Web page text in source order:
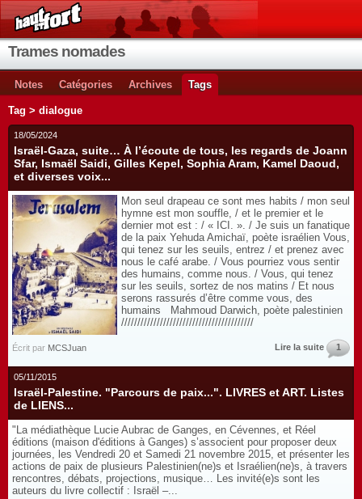
Trames nomades
Notes Catégories Archives Tags
Tag > dialogue
18/05/2024
Israël-Gaza, suite… À l’écoute de tous, les regards de Joann
Sfar, Ismaël Saidi, Gilles Kepel, Sophia Aram, Kamel Daoud,
et diverses voix...
Mon seul drapeau ce sont mes habits / mon seul
hymne est mon souffle, / et le premier et le
dernier mot est : / « ICI. ». / Je suis un fanatique
de la paix Yehuda Amichaï, poète israélien Vous,
qui tenez sur les seuils, entrez / et prenez avec
nous le café arabe. / Vous pourriez vous sentir
des humains, comme nous. / Vous, qui tenez
sur les seuils, sortez de nos matins / Et nous
serons rassurés d’être comme vous, des
humains Mahmoud Darwich, poète palestinien
/////////////////////////////////////////
Écrit par MCSJuan Lire la suite 1
05/11/2015
Israël-Palestine. "Parcours de paix...". LIVRES et ART. Listes
de LIENS...
"La médiathèque Lucie Aubrac de Ganges, en Cévennes, et Réel
éditions (maison d'éditions à Ganges) s’associent pour proposer deux
journées, les Vendredi 20 et Samedi 21 novembre 2015, et présenter les
actions de paix de plusieurs Palestinien(ne)s et Israélien(ne)s, à travers
rencontres, débats, projections, musique… Les invité(e)s sont les
auteurs du livre collectif : Israël –...